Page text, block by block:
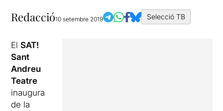
Redacció10 setembre 2019 Selecció TB
ElSAT!
Sant
Andreu
Teatre
inaugura
de la